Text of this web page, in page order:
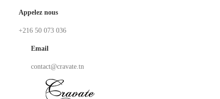
Appelez nous
+216 50 073 036
Email
contact@cravate.tn